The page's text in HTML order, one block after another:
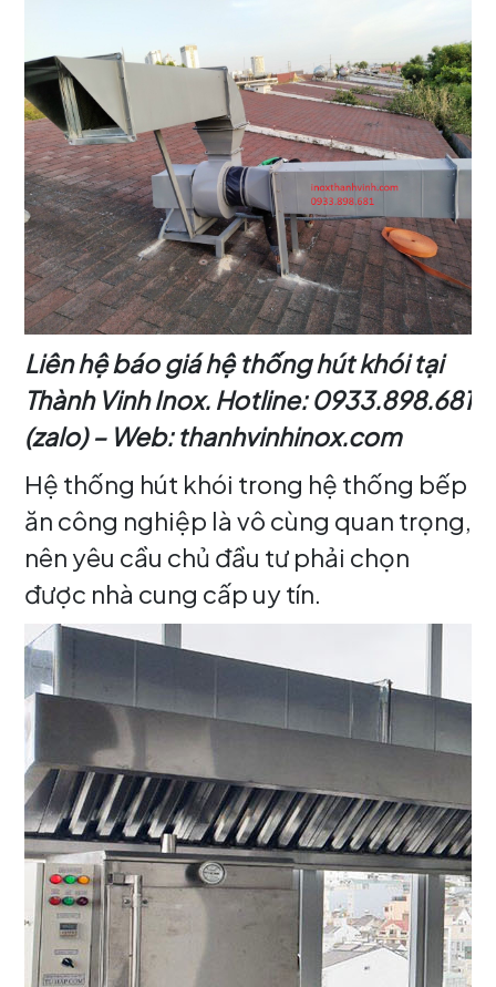
Liên hệ báo giá hệ thống hút khói tại
Thành Vinh Inox. Hotline: 0933.898.681
(zalo) – Web: thanhvinhinox.com
Hệ thống hút khói trong hệ thống bếp
ăn công nghiệp là vô cùng quan trọng,
nên yêu cầu chủ đầu tư phải chọn
được nhà cung cấp uy tín.